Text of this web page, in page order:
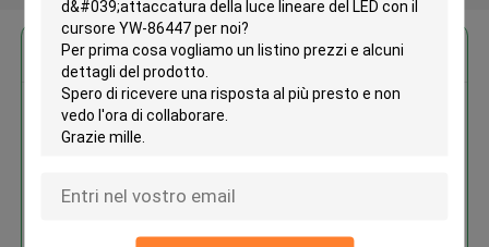
Ottieni il miglior prezzo per
Y modella il sistema
86447